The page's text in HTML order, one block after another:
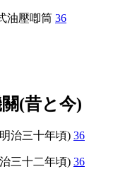
油壓喞筒 36
(昔と今)
治三十年頃) 36
三十二年頃) 36